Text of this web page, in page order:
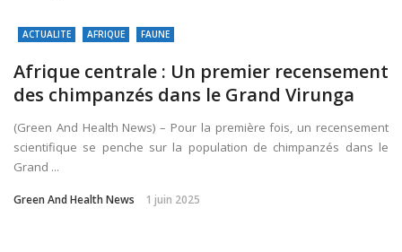
ACTUALITE AFRIQUE FAUNE
Afrique centrale : Un premier recensement
des chimpanzés dans le Grand Virunga
(Green And Health News) – Pour la première fois, un recensement
scientifique se penche sur la population de chimpanzés dans le
Grand ...
Green And Health News 1 juin 2025